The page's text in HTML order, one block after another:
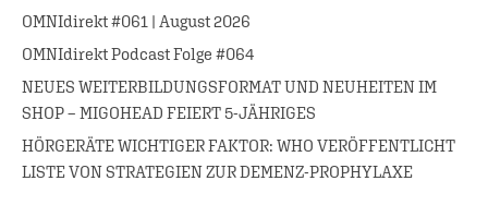
OMNIdirekt #061 | August 2026
OMNIdirekt Podcast Folge #064
NEUES WEITERBILDUNGSFORMAT UND NEUHEITEN IM
SHOP – MIGOHEAD FEIERT 5-JÄHRIGES
HÖRGERÄTE WICHTIGER FAKTOR: WHO VERÖFFENTLICHT
LISTE VON STRATEGIEN ZUR DEMENZ-PROPHYLAXE